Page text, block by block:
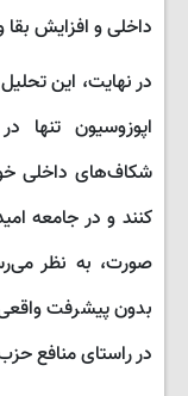
داخلی و افزایش
در نهایت، این
اپوزوسیون تنها
شکاف‌های داخلی
کنند و در جامعه
بدون پیشرفت
در راستای منافع